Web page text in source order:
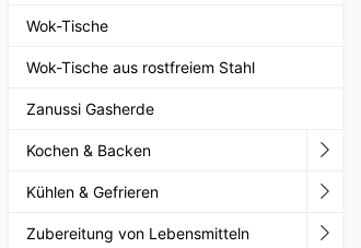
Wok-Tische
Wok-Tische aus rostfreiem Stahl
Zanussi Gasherde
Kochen & Backen
Kühlen & Gefrieren
Zubereitung von Lebensmitteln